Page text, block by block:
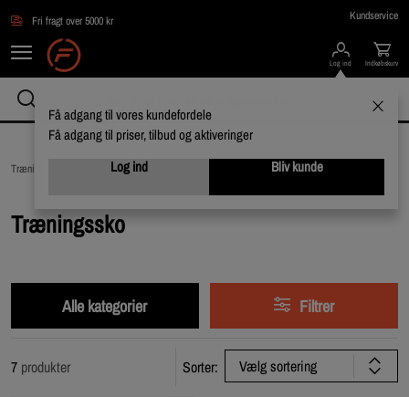
Fri fragt over 5000 kr Kundservice
Log ind
Få adgang til vores kundefordele
Få adgang til priser, tilbud og aktiveringer
Log ind
Bliv kunde
Indkøbskurv
Træningstøj / Træningstøj til ham /
Træningssko
Alle kategorier Filtrer
7 produkter Sorter: Vælg sortering